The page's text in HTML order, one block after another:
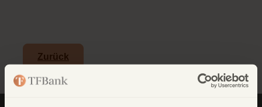
Zurück